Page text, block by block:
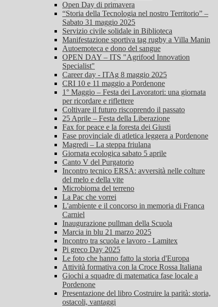
Open Day di primavera
“Storia della Tecnologia nel nostro Territorio” –
Sabato 31 maggio 2025
Servizio civile solidale in Biblioteca
Manifestazione sportiva tag rugby a Villa Manin
Autoemoteca e dono del sangue
OPEN DAY – ITS "Agrifood Innovation
Specialist"
Career day - ITAg 8 maggio 2025
CRI 10 e 11 maggio a Pordenone
1° Maggio – Festa dei Lavoratori: una giornata
per ricordare e riflettere
Coltivare il futuro riscoprendo il passato
25 Aprile – Festa della Liberazione
Fax for peace e la foresta dei Giusti
Fase provinciale di atletica leggera a Pordenone
Magredi – La steppa friulana
Giornata ecologica sabato 5 aprile
Canto V del Purgatorio
Incontro tecnico ERSA: avversità nelle colture
del melo e della vite
Microbioma del terreno
La Pac che vorrei
L'ambiente e il concorso in memoria di Franca
Carniel
Inaugurazione pullman della Scuola
Marcia in blu 21 marzo 2025
Incontro tra scuola e lavoro - Lamitex
Pi greco Day 2025
Le foto che hanno fatto la storia d'Europa
Attività formativa con la Croce Rossa Italiana
Giochi a squadre di matematica fase locale a
Pordenone
Presentazione del libro Costruire la parità: storia,
ostacoli, vantaggi